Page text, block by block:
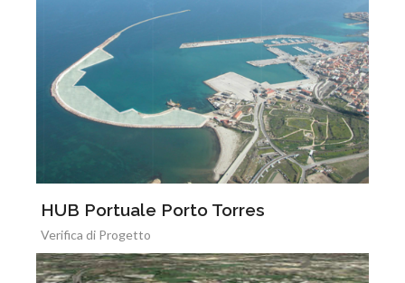
HUB Portuale Porto Torres
Verifica di Progetto